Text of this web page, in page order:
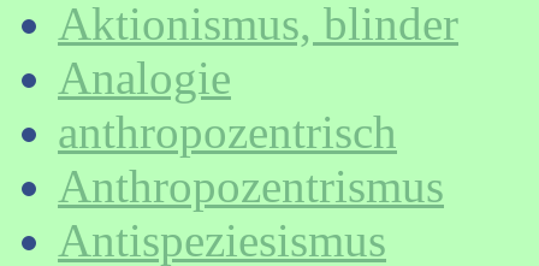
Aktionismus, blinder
Analogie
anthropozentrisch
Anthropozentrismus
Antispeziesismus